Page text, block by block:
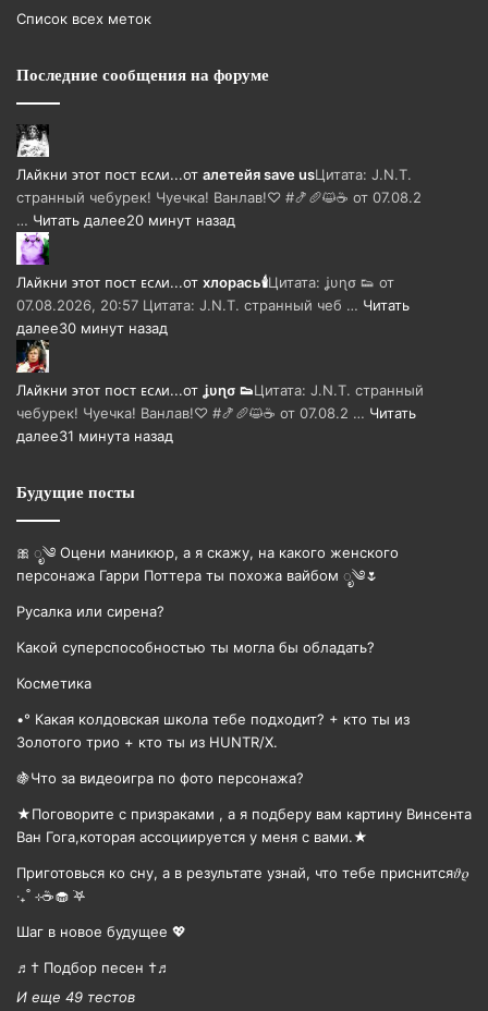
Список всех меток
Последние сообщения на форуме
Лᴀйᴋни ϶ᴛᴏᴛ ᴨᴏᴄᴛ ᴇᴄᴧи...от алетейя save usЦитата: J.N.T.
странный чебурек! Чуечка! Ванлав!♡ #🍤🥖😺☕ от 07.08.2
… Читать далее20 минут назад
Лᴀйᴋни ϶ᴛᴏᴛ ᴨᴏᴄᴛ ᴇᴄᴧи...от хлорась🕯Цитата: ʝυɳσ 👟 от
07.08.2026, 20:57 Цитата: J.N.T. странный чеб … Читать
далее30 минут назад
Лᴀйᴋни ϶ᴛᴏᴛ ᴨᴏᴄᴛ ᴇᴄᴧи...от ʝυɳσ 👟Цитата: J.N.T. странный
чебурек! Чуечка! Ванлав!♡ #🍤🥖😺☕ от 07.08.2 … Читать
далее31 минута назад
Будущие посты
🎀 ೃ༄ Оцени маникюр, а я скажу, на какого женского
персонажа Гарри Поттера ты похожа вайбом ೃ༄🌷
Русалка или сирена?
Какой суперспособностью ты могла бы обладать?
Косметика
•° Какая колдовская школа тебе подходит? + кто ты из
Золотого трио + кто ты из HUNTR/X.
🍇Что за видеоигра по фото персонажа?
★Поговорите с призраками , а я подберу вам картину Винсента
Ван Гога,которая ассоциируется у меня с вами.★
Приготовься ко сну, а в результате узнай, что тебе приснится𝜗𝜚
‧₊˚ ⊹☕️🧁 ࣪𖤐
Шаг в новое будущее 💖
♬† Подбор песен †♬
И еще 49 тестов